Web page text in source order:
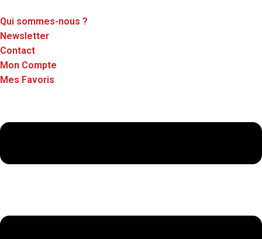
Qui sommes-nous ?
Newsletter
Contact
Mon Compte
Mes Favoris